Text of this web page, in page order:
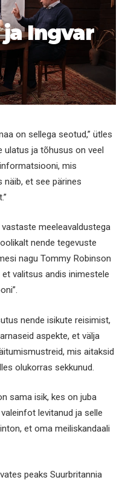
ja Ingvar
on sellega seotud,” ütles
ulatus ja tõhusus on veel
mis
et see pärines
meeleavaldustega
nende tegevuste
nagu Tommy Robinson
et valitsus andis inimestele
nende isikute reisimist,
aspekte, et välja
mis aitaksid
olukorras sekkunud.
sama isik, kes on juba
levitanud ja selle
et oma meiliskandaali
peaks Suurbritannia